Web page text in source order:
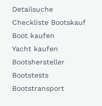
Detailsuche
Checkliste Bootskauf
Boot kaufen
Yacht kaufen
Bootshersteller
Bootstests
Bootstransport